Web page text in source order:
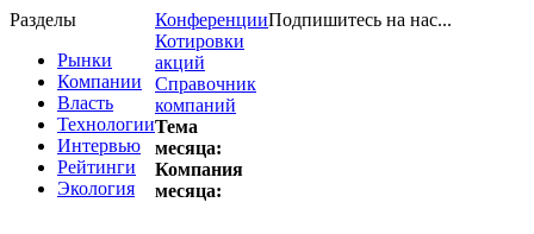
Разделы
Рынки
Компании
Власть
Технологии
Интервью
Рейтинги
Экология
Конференции
Котировки
акций
Справочник
компаний
Тема
месяца:
Компания
месяца:
Подпишитесь на нас...